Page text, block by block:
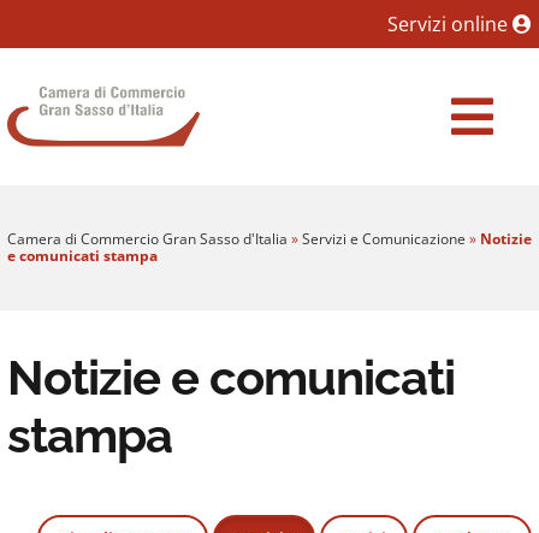
Vai al Contenuto principale della pagina
Servizi online
Camera di Commercio Gran Sasso d'Italia
Camera di Commercio Gran Sasso d'Italia »Servizi e Comunicazione » Notizie
e comunicati stampa
Notizie e comunicati
stampa